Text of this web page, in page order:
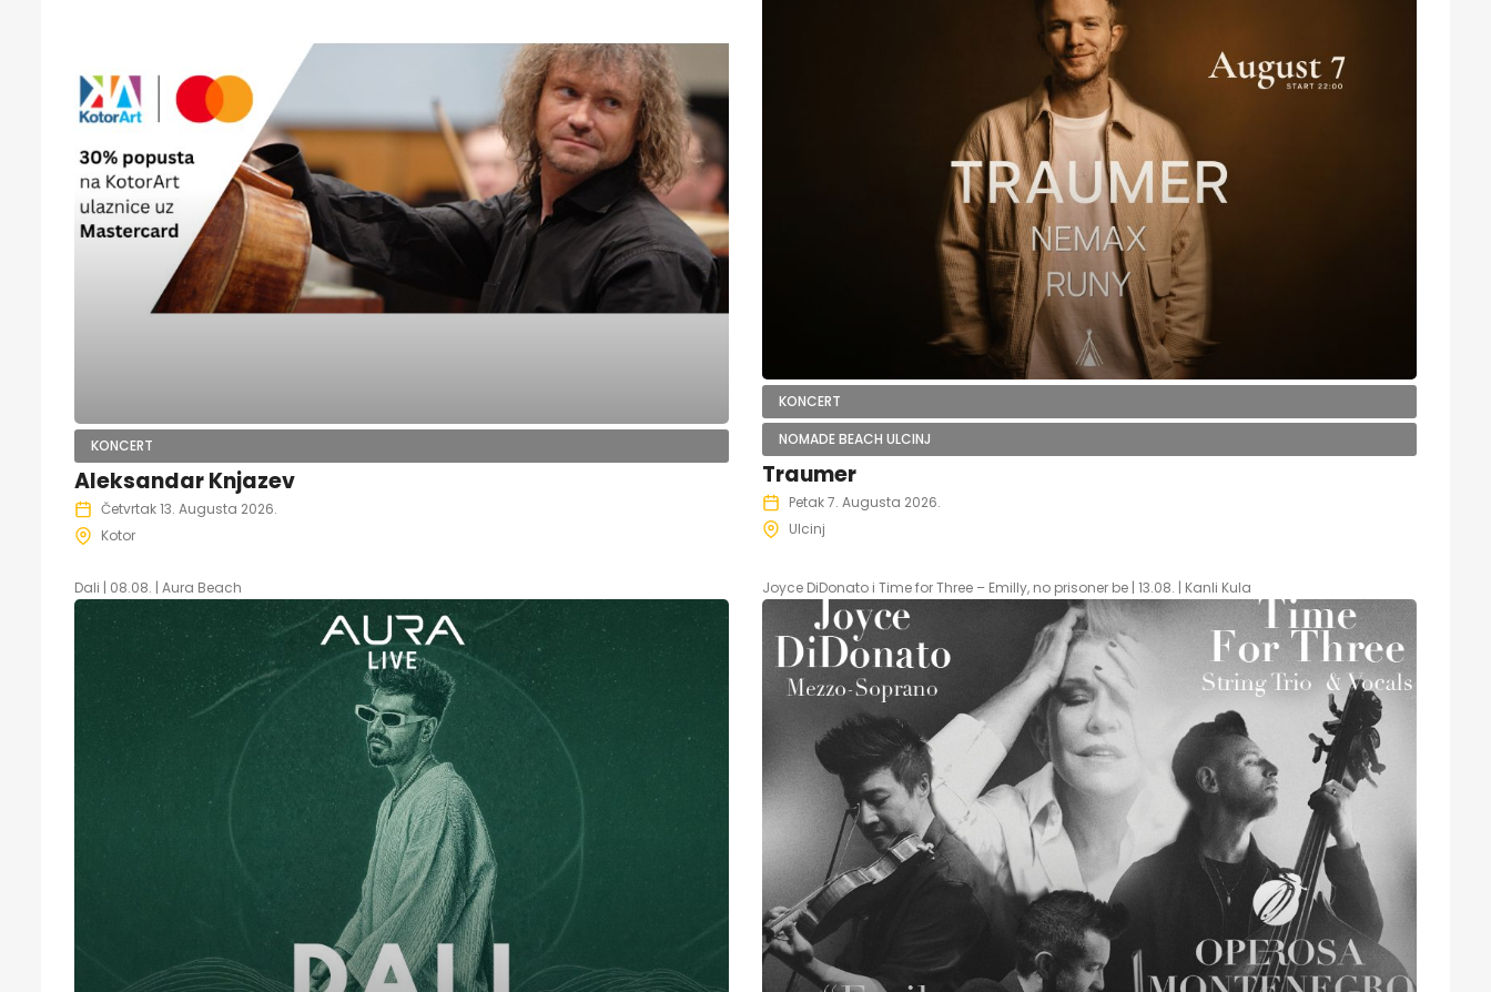
KONCERT
Aleksandar Knjazev
Četvrtak 13. Augusta 2026.
Kotor
KONCERT
NOMADE BEACH ULCINJ
Traumer
Petak 7. Augusta 2026.
Ulcinj
Dali | 08.08. | Aura Beach Joyce DiDonato i Time for Three – Emilly, no prisoner be | 13.08. | Kanli Kula